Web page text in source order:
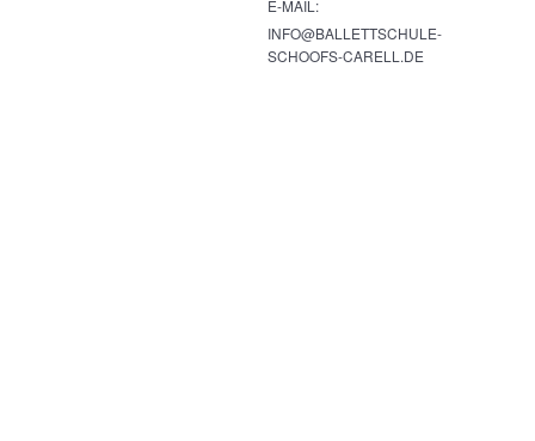
E-MAIL:
INFO@BALLETTSCHULE-
SCHOOFS-CARELL.DE